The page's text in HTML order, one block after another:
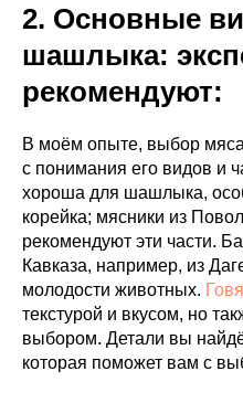
2. Основные
шашлыка:
рекомендуют:
В моём опыте, выбор
с понимания его видов и
хороша для шашлыка,
корейка; мясники из
рекомендуют эти части.
Кавказа, например, из
молодости животных.
текстурой и вкусом, но
выбором. Детали вы
которая поможет вам с